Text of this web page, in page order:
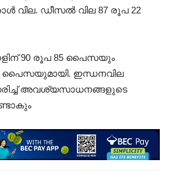
ഡീസൽ വില 87 രൂപ 22
90 രൂപ 85 പൈസയും
പൈസയുമായി. ഇന്ധനവില
അവശ്യസാധനങ്ങളുടെ